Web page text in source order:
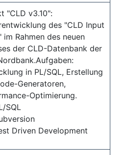
"CLD v3.10":
des "CLD Input
im Rahmen des neuen
der CLD-Datenbank der
in PL/SQL, Erstellung
Generatoren,
Optimierung.
SQL
Driven Development